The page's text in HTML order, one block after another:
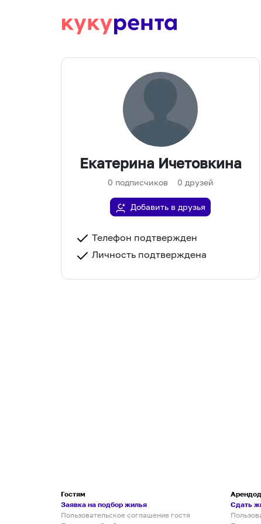
Екатерина Ичетовкина
0 подписчиков 0 друзей
Добавить в друзья
Телефон подтвержден
Личность подтверждена
Гостям
Заявка на подбор жилья
Пользовательское соглашение гостя
Сдать